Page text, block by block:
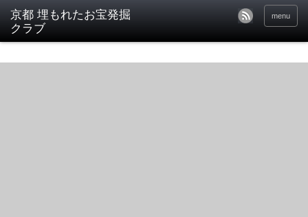
京都 埋もれたお宝発掘
クラブ
menu